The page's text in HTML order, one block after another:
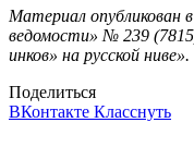
Материал опубликован
ведомости» № 239
инков» на русской ниве».
Поделиться
ВКонтакте Класснуть